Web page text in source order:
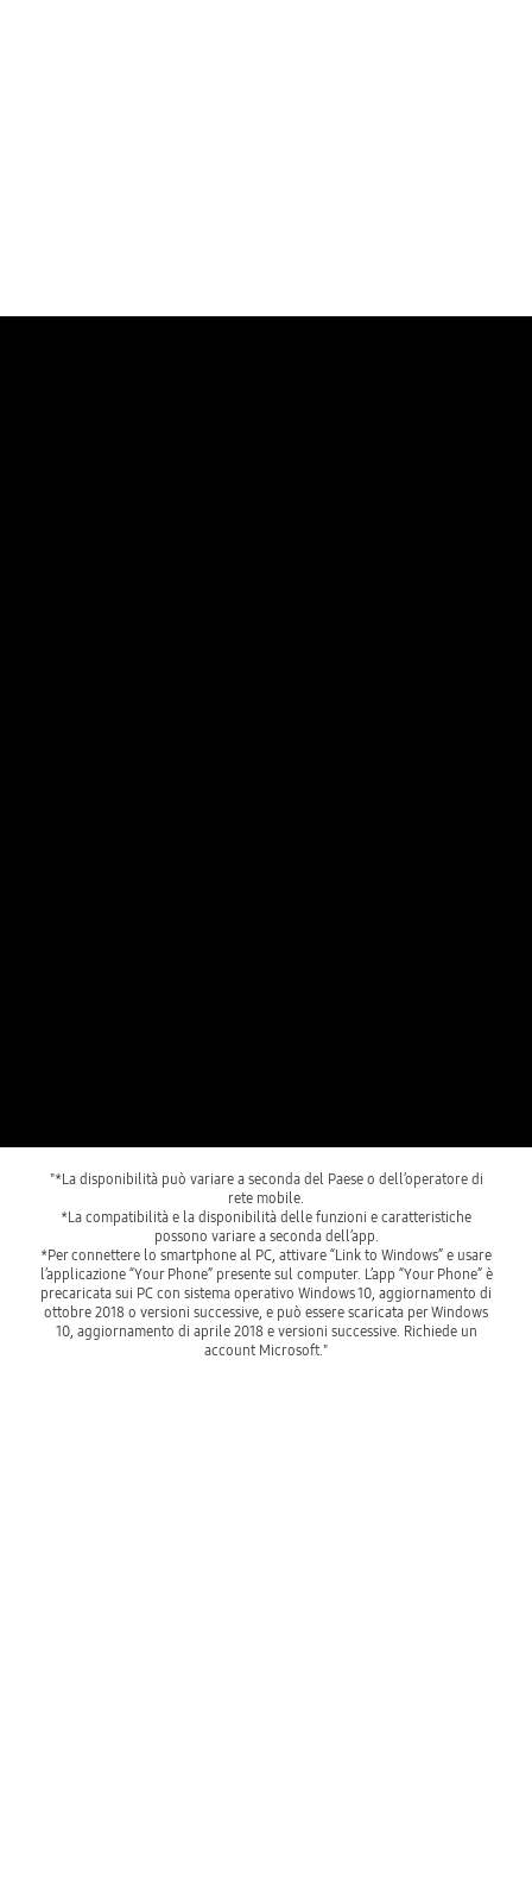
"*La disponibilità può variare a seconda del Paese o dell’operatore di
rete mobile.
*La compatibilità e la disponibilità delle funzioni e caratteristiche
possono variare a seconda dell’app.
*Per connettere lo smartphone al PC, attivare “Link to Windows” e usare
l’applicazione “Your Phone” presente sul computer. L’app “Your Phone” è
precaricata sui PC con sistema operativo Windows 10, aggiornamento di
ottobre 2018 o versioni successive, e può essere scaricata per Windows
10, aggiornamento di aprile 2018 e versioni successive. Richiede un
account Microsoft."